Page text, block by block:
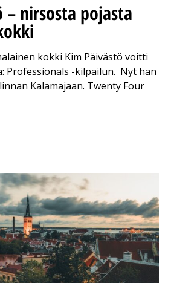
– nirsosta pojasta
kokki Kim Päivästö voitti
Professionals -kilpailun. Nyt hän
Kalamajaan. Twenty Four